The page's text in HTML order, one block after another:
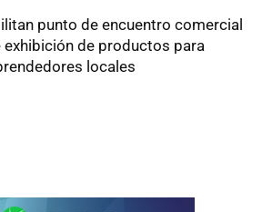
punto de encuentro comercial
exhibición de productos para
locales